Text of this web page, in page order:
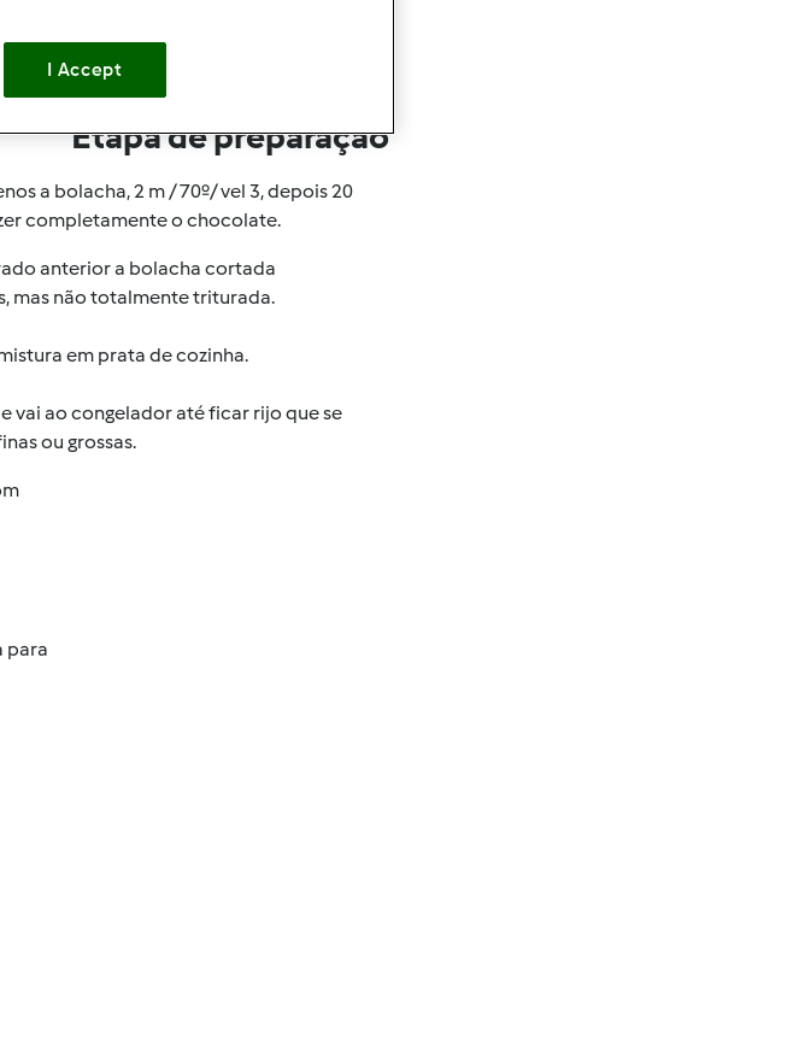
Etapa de preparação
a bolacha, 2 m / 70º/ vel 3, depois 20
completamente o chocolate.
anterior a bolacha cortada
mas não totalmente triturada.
em prata de cozinha.
vai ao congelador até ficar rijo que se
ou grossas.
para
I Accept